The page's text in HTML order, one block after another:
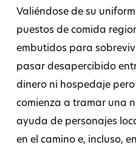
Valiéndose de su
puestos de comida
embutidos para
pasar desapercibido
dinero ni hospedaje
comienza a tramar una
ayuda de personajes
en el camino e, incluso,